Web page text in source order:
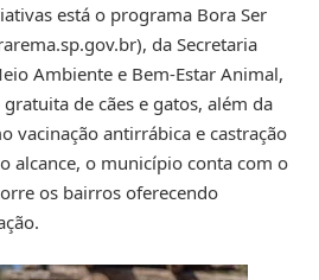
está o programa Bora Ser
da Secretaria
Ambiente e Bem-Estar Animal,
de cães e gatos, além da
vacinação antirrábica e castração
alcance, o município conta com o
os bairros oferecendo